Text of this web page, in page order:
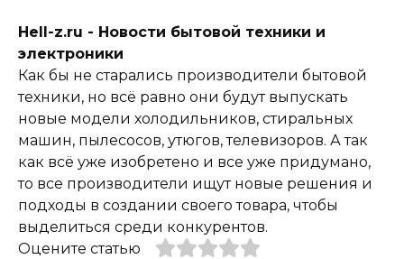
Hell-z.ru - Новости бытовой техники и
электроники
Как бы не старались производители бытовой
техники, но всё равно они будут выпускать
новые модели холодильников, стиральных
машин, пылесосов, утюгов, телевизоров. А так
как всё уже изобретено и все уже придумано,
то все производители ищут новые решения и
подходы в создании своего товара, чтобы
выделиться среди конкурентов.
Оцените статью